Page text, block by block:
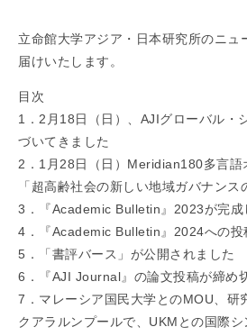
立命館大学アジア・日本研究所のニュ
届けいたします。
目次
1．2月18日（日）、AJIグローバル・
づいてきました
2．1月28日（日）Meridian180多言語
「超高齢社会の新しい地域ガバナン
3．『Academic Bulletin』2023が完成
4．『Academic Bulletin』2024への投
5．「書評バース」が公開されました
6．『AJI Journal』の論文投稿が締め
7．マレーシア国民大学とのMOU、研
クアラルンプールで、UKMとの国際